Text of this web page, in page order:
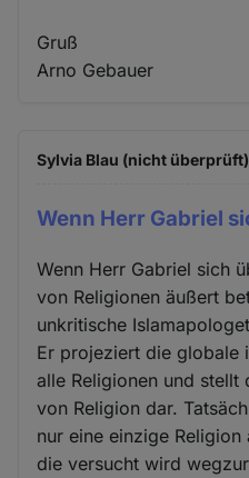
Gruß
Arno Gebauer
Sylvia Blau (nicht überprüft)
Wenn Herr Gabriel
Wenn Herr Gabriel sich
von Religionen äußert
unkritische
Er projeziert die globale
alle Religionen und stellt
von Religion dar.
nur eine einzige Religion
die versucht wird